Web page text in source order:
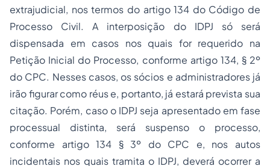
extrajudicial, nos termos do artigo 134 do Código de
Processo Civil. A interposição do IDPJ só será
dispensada em casos nos quais for requerido na
Petição Inicial do Processo, conforme artigo 134, § 2º
do CPC. Nesses casos, os sócios e administradores já
irão figurar como réus e, portanto, já estará prevista sua
citação. Porém, caso o IDPJ seja apresentado em fase
processual distinta, será suspenso o processo,
conforme artigo 134 § 3º do CPC e, nos autos
incidentais nos quais tramita o IDPJ, deverá ocorrer a